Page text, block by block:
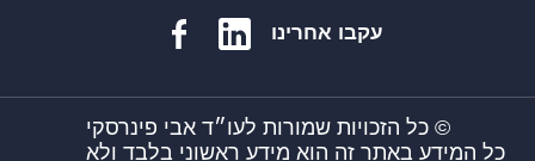
עקבו אחרינו
© כל הזכויות שמורות לעו״ד אבי פינרסקי
כל המידע באתר זה הוא מידע ראשוני בלבד ולא